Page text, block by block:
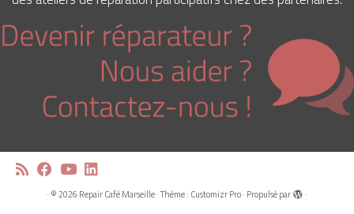
· © 2026 Repair Café Marseille·Thème : Customizr Pro· Propulsé par ·